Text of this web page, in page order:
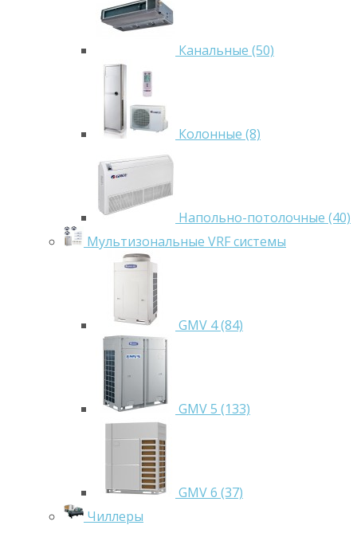
Канальные (50)
Колонные (8)
Напольно-потолочные (40)
Мультизональные VRF системы
GMV 4 (84)
GMV 5 (133)
GMV 6 (37)
Чиллеры